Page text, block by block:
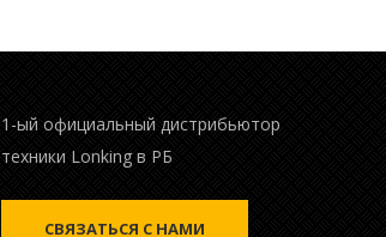
1-ый официальный дистрибьютор
техники Lonking в РБ
СВЯЗАТЬСЯ С НАМИ